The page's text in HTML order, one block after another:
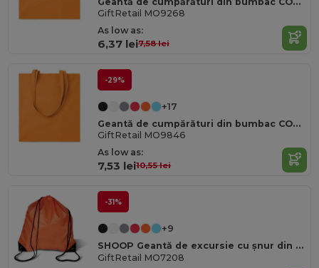
GiftRetail MO9268
As low as:
6,37 lei7,58 lei
-29%
+17
Geantă de cumpărături din bumbac COTTONEL COLOUR Eco-Friendly 180g cu mânere lungi
GiftRetail MO9846
As low as:
7,53 lei10,55 lei
-31%
+9
SHOOP Geantă de excursie cu șnur din poliester durabil 190T
GiftRetail MO7208